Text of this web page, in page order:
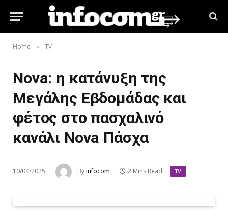
Home » TV
Nova: η κατάνυξη της
Μεγάλης Εβδομάδας και
φέτος στο πασχαλινό
κανάλι Nova Πάσχα
10/04/2025 Byinfocom 2 Mins Read TV